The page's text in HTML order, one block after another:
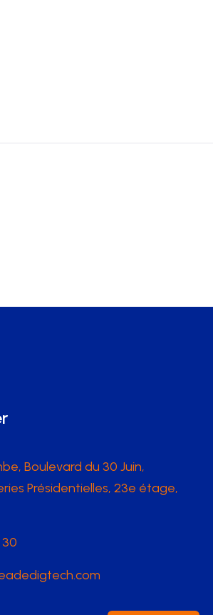
Boulevard du 30 Juin,
Présidentielles, 23e étage,
30